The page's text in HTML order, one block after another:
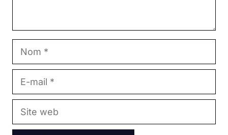
Site